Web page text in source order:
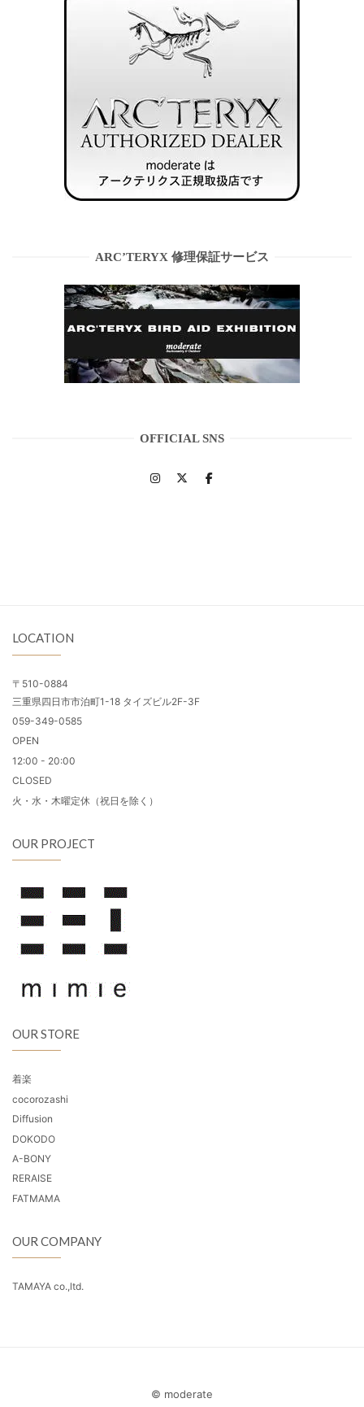
ARC’TERYX 修理保証サービス
OFFICIAL SNS
LOCATION
〒510-0884
三重県四日市市泊町1-18 タイズビル2F-3F
059-349-0585
OPEN
12:00 - 20:00
CLOSED
火・水・木曜定休（祝日を除く）
OUR PROJECT
OUR STORE
着楽
cocorozashi
Diffusion
DOKODO
A-BONY
RERAISE
FATMAMA
OUR COMPANY
TAMAYA co.,ltd.
© moderate